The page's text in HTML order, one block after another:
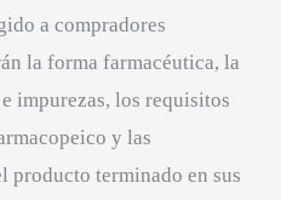
a compradores
la forma farmacéutica, la
impurezas, los requisitos
y las
producto terminado en sus